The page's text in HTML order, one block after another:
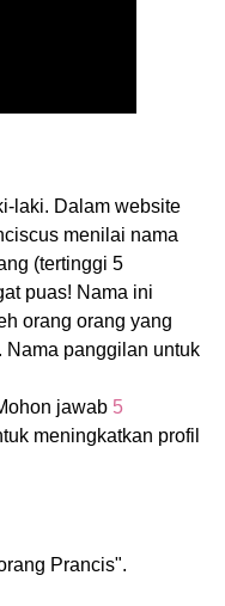
laki. Dalam website
menilai nama
(tertinggi 5
puas! Nama ini
orang orang yang
Nama panggilan untuk
jawab 5
meningkatkan profil
Prancis".